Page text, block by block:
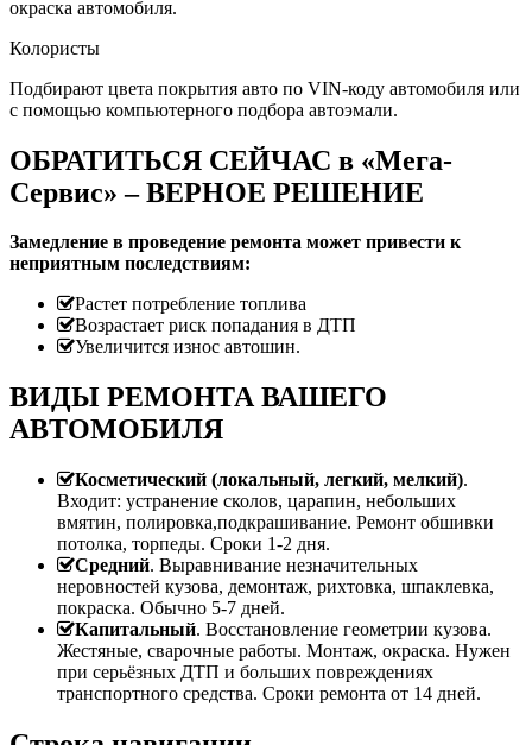
окраска автомобиля.
Колористы
Подбирают цвета покрытия авто по VIN-коду автомобиля или
с помощью компьютерного подбора автоэмали.
ОБРАТИТЬСЯ СЕЙЧАС в «Мега-
Сервис» – ВЕРНОЕ РЕШЕНИЕ
Замедление в проведение ремонта может привести к
неприятным последствиям:
Растет потребление топлива
Возрастает риск попадания в ДТП
Увеличится износ автошин.
ВИДЫ РЕМОНТА ВАШЕГО
АВТОМОБИЛЯ
Косметический (локальный, легкий, мелкий).
Входит: устранение сколов, царапин, небольших
вмятин, полировка,подкрашивание. Ремонт обшивки
потолка, торпеды. Сроки 1-2 дня.
Средний. Выравнивание незначительных
неровностей кузова, демонтаж, рихтовка, шпаклевка,
покраска. Обычно 5-7 дней.
Капитальный. Восстановление геометрии кузова.
Жестяные, сварочные работы. Монтаж, окраска. Нужен
при серьёзных ДТП и больших повреждениях
транспортного средства. Сроки ремонта от 14 дней.